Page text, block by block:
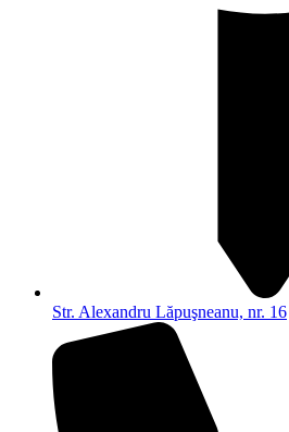
Str. Alexandru Lăpuşneanu, nr. 16